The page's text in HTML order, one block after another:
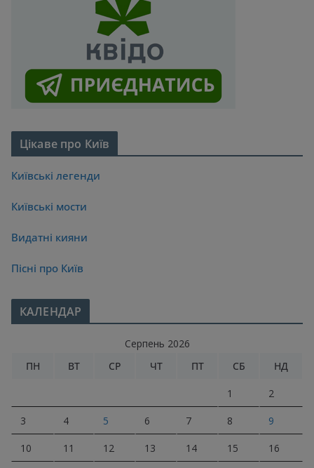
Цікаве про Київ
Київські легенди
Київські мости
Видатні кияни
Пісні про Київ
КАЛЕНДАР
Серпень 2026
ПН
ВТ СР ЧТ ПТ СБ НД
1 2
3 4 5 6 7 8 9
10 11 12 13 14 15 16